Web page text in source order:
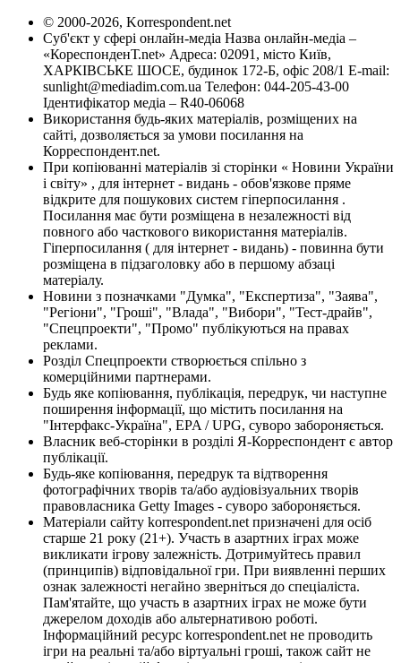
© 2000-2026, Korrespondent.net
Суб'єкт у сфері онлайн-медіа Назва онлайн-медіа –
«КореспонденТ.net» Адреса: 02091, місто Київ,
ХАРКІВСЬКЕ ШОСЕ, будинок 172-Б, офіс 208/1 E-mail:
sunlight@mediadim.com.ua Телефон: 044-205-43-00
Ідентифікатор медіа – R40-06068
Використання будь-яких матеріалів, розміщених на
сайті, дозволяється за умови посилання на
Корреспондент.net.
При копіюванні матеріалів зі сторінки « Новини України
і світу» , для інтернет - видань - обов'язкове пряме
відкрите для пошукових систем гіперпосилання .
Посилання має бути розміщена в незалежності від
повного або часткового використання матеріалів.
Гіперпосилання ( для інтернет - видань) - повинна бути
розміщена в підзаголовку або в першому абзаці
матеріалу.
Новини з позначками "Думка", "Експертиза", "Заява",
"Регіони", "Гроші", "Влада", "Вибори", "Тест-драйв",
"Спецпроекти", "Промо" публікуються на правах
реклами.
Розділ Спецпроекти створюється спільно з
комерційними партнерами.
Будь яке копіювання, публікація, передрук, чи наступне
поширення інформації, що містить посилання на
"Інтерфакс-Україна", EPA / UPG, суворо забороняється.
Власник веб-сторінки в розділі Я-Корреспондент є автор
публікації.
Будь-яке копіювання, передрук та відтворення
фотографічних творів та/або аудіовізуальних творів
правовласника Getty Images - суворо забороняється.
Матеріали сайту korrespondent.net призначені для осіб
старше 21 року (21+). Участь в азартних іграх може
викликати ігрову залежність. Дотримуйтесь правил
(принципів) відповідальної гри. При виявленні перших
ознак залежності негайно зверніться до спеціаліста.
Пам'ятайте, що участь в азартних іграх не може бути
джерелом доходів або альтернативою роботі.
Інформаційний ресурс korrespondent.net не проводить
ігри на реальні та/або віртуальні гроші, також сайт не